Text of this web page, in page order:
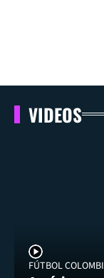
VIDEOS
FÚTBOL